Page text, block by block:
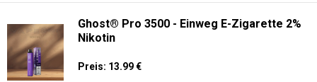
Ghost® Pro 3500 - Einweg E-Zigarette 2%
Nikotin
Preis: 13.99 €